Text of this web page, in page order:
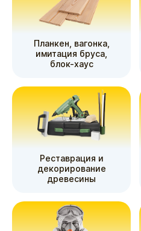
Планкен, вагонка,
имитация бруса,
блок-хаус
Реставрация и
декорирование
древесины